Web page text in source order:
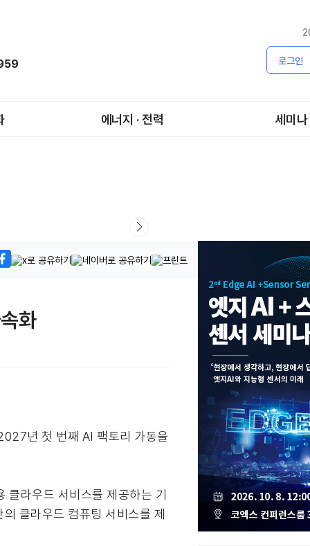
로그인
에너지 · 전력 세미나
화
년 첫 번째 AI 팩토리 가동을
라우드 서비스를 제공하는 기
클라우드 컴퓨팅 서비스를 제